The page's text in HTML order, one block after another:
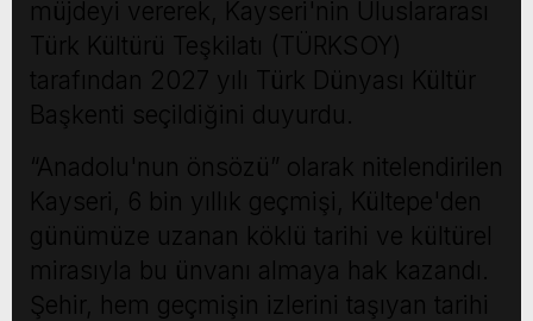
müjdeyi vererek, Kayseri'nin Uluslararası
Türk Kültürü Teşkilatı (TÜRKSOY)
tarafından 2027 yılı Türk Dünyası Kültür
Başkenti seçildiğini duyurdu.
“Anadolu'nun önsözü” olarak nitelendirilen
Kayseri, 6 bin yıllık geçmişi, Kültepe'den
günümüze uzanan köklü tarihi ve kültürel
mirasıyla bu ünvanı almaya hak kazandı.
Şehir, hem geçmişin izlerini taşıyan tarihi